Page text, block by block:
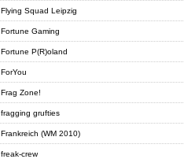
Flying Squad Leipzig
Fortune Gaming
Fortune P(R)oland
ForYou
Frag Zone!
fragging grufties
Frankreich (WM 2010)
freak-crew